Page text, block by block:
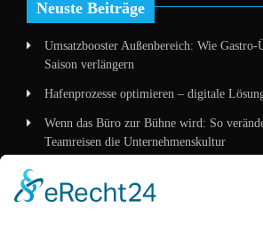
Neuste Beiträge
Umsatzbooster Außenbereich: Wie Gastro-
Saison verlängern
Hafenprozesse optimieren – digitale
Wenn das Büro zur Bühne wird: So
Teamreisen die Unternehmenskultur
Mittelstandskonzepte 2026 Kunden